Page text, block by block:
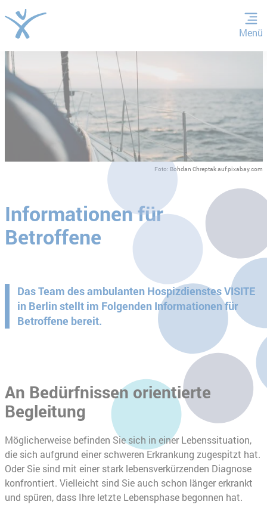
ZUM HAUPTINHALT SPRINGEN
ZUR SUCHE SPRINGEN
Menü
Foto: Bohdan Chreptak auf pixabay.com
Informationen für
Betroffene
Das Team des ambulanten Hospizdienstes VISITE
in Berlin stellt im Folgenden Informationen für
Betroffene bereit.
An Bedürfnissen orientierte
Begleitung
Möglicherweise befinden Sie sich in einer Lebenssituation,
die sich aufgrund einer schweren Erkrankung zugespitzt hat.
Oder Sie sind mit einer stark lebensverkürzenden Diagnose
konfrontiert. Vielleicht sind Sie auch schon länger erkrankt
und spüren, dass Ihre letzte Lebensphase begonnen hat.